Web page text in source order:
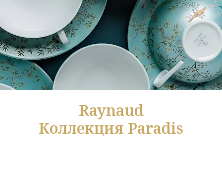
Raynaud
Коллекция Paradis